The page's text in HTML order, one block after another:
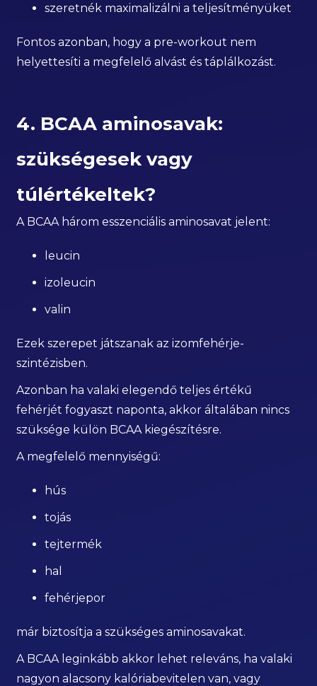
szeretnék maximalizálni a teljesítményüket
Fontos azonban, hogy a pre-workout nem
helyettesíti a megfelelő alvást és táplálkozást.
4. BCAA aminosavak:
szükségesek vagy
túlértékeltek?
A BCAA három esszenciális aminosavat jelent:
leucin
izoleucin
valin
Ezek szerepet játszanak az izomfehérje-
szintézisben.
Azonban ha valaki elegendő teljes értékű
fehérjét fogyaszt naponta, akkor általában nincs
szüksége külön BCAA kiegészítésre.
A megfelelő mennyiségű:
hús
tojás
tejtermék
hal
fehérjepor
már biztosítja a szükséges aminosavakat.
A BCAA leginkább akkor lehet releváns, ha valaki
nagyon alacsony kalóriabevitelen van, vagy